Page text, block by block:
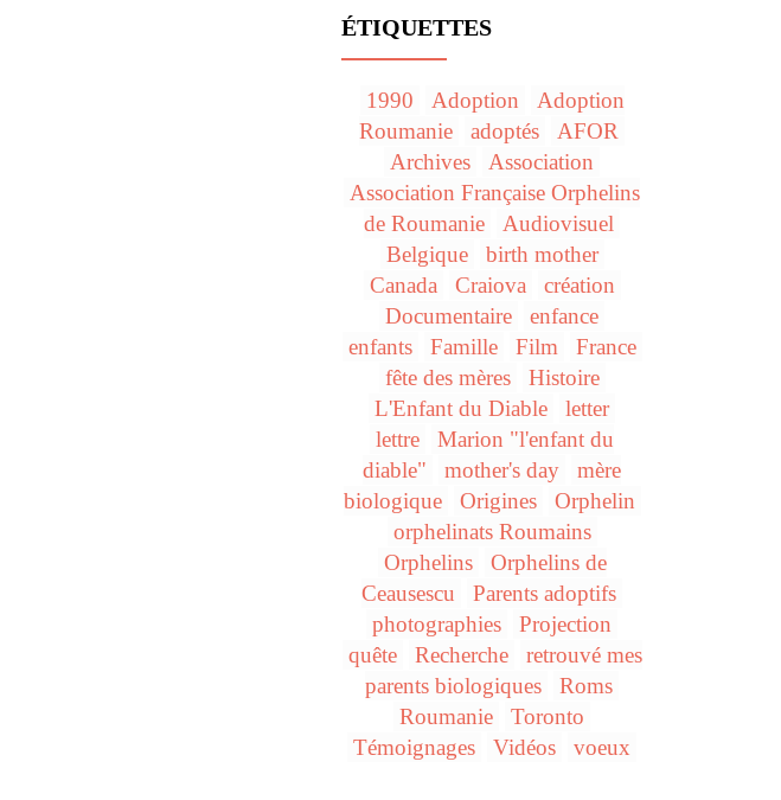
ÉTIQUETTES
1990 Adoption
Adoption
Roumanie
adoptés
AFOR
Archives
Association
Association Française Orphelins
de Roumanie
Audiovisuel
Belgique
birth mother
Canada
Craiova
création
Documentaire
enfance
enfants
Famille Film
France
fête des mères
Histoire
L'Enfant du Diable
letter
lettre
Marion "l'enfant du
diable"
mother's day
mère
biologique
Origines
Orphelin
orphelinats Roumains
Orphelins
Orphelins de
Ceausescu
Parents adoptifs
photographies
Projection
quête
Recherche
retrouvé mes
parents biologiques
Roms
Roumanie
Toronto
Témoignages
Vidéos voeux